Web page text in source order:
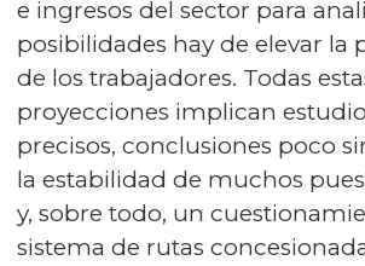
e ingresos del sector para
posibilidades hay de elevar la
de los trabajadores. Todas
proyecciones implican
precisos, conclusiones poco
la estabilidad de muchos
y, sobre todo, un
sistema de rutas